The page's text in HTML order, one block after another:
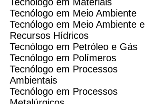
Tecnólogo em Meio Ambiente
Tecnólogo em Meio Ambiente e
Recursos Hídricos
Tecnólogo em Petróleo e Gás
Tecnólogo em Polímeros
Tecnólogo em Processos
Ambientais
Tecnólogo em Processos